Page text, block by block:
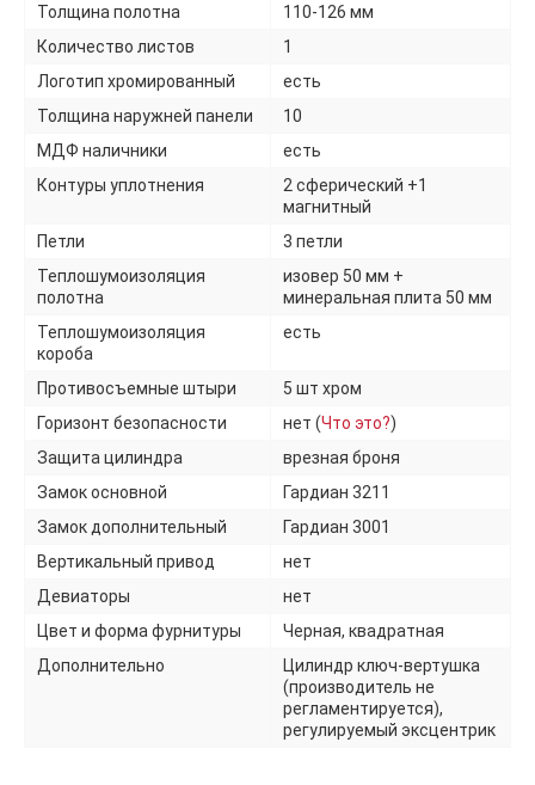
Толщина полотна
110-126 мм
Количество листов
1
Логотип хромированный
есть
Толщина наружней панели
10
МДФ наличники
есть
Контуры уплотнения
2 сферический +1
магнитный
Петли
3 петли
Теплошумоизоляция
полотна
изовер 50 мм +
минеральная плита 50 мм
Теплошумоизоляция
короба
есть
Противосъемные штыри
5 шт хром
Горизонт безопасности
нет (Что это?)
Защита цилиндра
врезная броня
Замок основной
Гардиан 3211
Замок дополнительный
Гардиан 3001
Вертикальный привод
нет
Девиаторы
нет
Цвет и форма фурнитуры
Черная, квадратная
Дополнительно
Цилиндр ключ-вертушка
(производитель не
регламентируется),
регулируемый эксцентрик